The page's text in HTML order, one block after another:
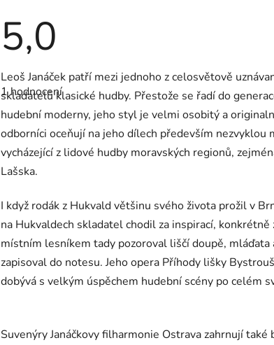
5,0
Průměrné
hodnocení
produktu
5,0
5
hvězdiček.
1 hodnocení
Leoš Janáček patří mezi jednoho z celosvětově
skladatelů klasické hudby. Přestože se řadí do
hudební moderny, jeho styl je velmi osobitý a
odborníci oceňují na jeho dílech především nezvyklou
vycházející z lidové hudby moravských regionů,
Lašska.
I když rodák z Hukvald většinu svého života prožil v
na Hukvaldech skladatel chodil za inspirací, konkrétně
místním lesníkem tady pozoroval liščí doupě, mláďata
zapisoval do notesu. Jeho opera Příhody lišky
dobývá s velkým úspěchem hudební scény po celém
Suvenýry Janáčkovy filharmonie Ostrava zahrnují také